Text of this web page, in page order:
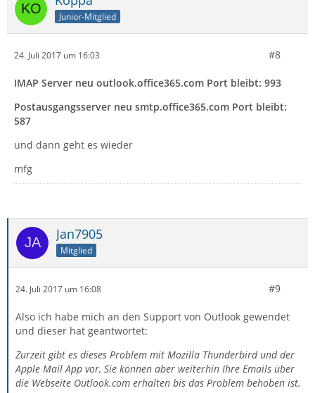
Junior-Mitglied
24. Juli 2017 um 16:03 #8
IMAP Server neu outlook.office365.com Port bleibt: 993
Postausgangsserver neu smtp.office365.com Port bleibt:
587
und dann geht es wieder
mfg
Jan7905
Mitglied
24. Juli 2017 um 16:08 #9
Also ich habe mich an den Support von Outlook gewendet
und dieser hat geantwortet:
Zurzeit gibt es dieses Problem mit Mozilla Thunderbird und der
Apple Mail App vor, Sie können aber weiterhin Ihre Emails über
die Webseite Outlook.com erhalten bis das Problem behoben ist.